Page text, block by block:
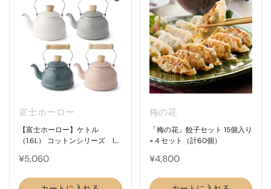
富士ホーロー
【富士ホーロー】ケトル
（1.6L） コットンシリーズ IH
¥5,060
梅の花
「梅の花」餃子セット 15個入り
×４セット（計60個）
¥4,800